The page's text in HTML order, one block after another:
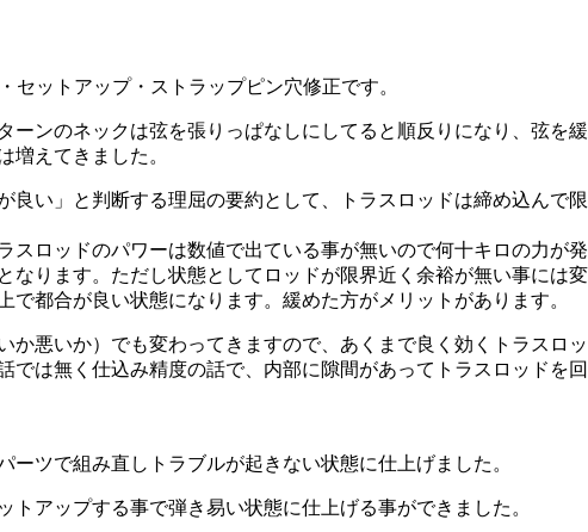
ットアップ・ストラップピン穴修正です。
ーンのネックは弦を張りっぱなしにしてると順反りになり、弦を
増えてきました。
良い」と判断する理屈の要約として、トラスロッドは締め込んで
スロッドのパワーは数値で出ている事が無いので何十キロの力が
なります。ただし状態としてロッドが限界近く余裕が無い事には
で都合が良い状態になります。緩めた方がメリットがあります。
か悪いか）でも変わってきますので、あくまで良く効くトラスロッ
では無く仕込み精度の話で、内部に隙間があってトラスロッドを
ツで組み直しトラブルが起きない状態に仕上げました。
アップする事で弾き易い状態に仕上げる事ができました。